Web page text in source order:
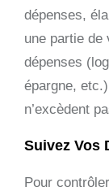
dépenses,
une partie de
dépenses
épargne,
n’excèdent
Suivez Vos
Pour